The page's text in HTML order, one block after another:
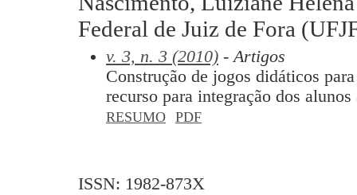
Federal de Juiz de Fora
v. 3, n. 3 (2010) - Artigos
Construção de jogos didáticos
recurso para integração dos
RESUMO PDF
ISSN: 1982-873X